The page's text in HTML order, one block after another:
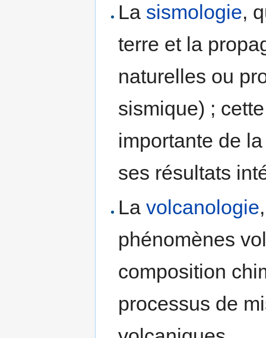
La sismologie,
terre et la
naturelles ou
sismique) ;
importante de
ses résultats
Lavolcanologie
phénomènes
composition
processus de